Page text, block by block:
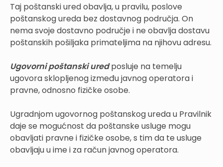
Taj poštanski ured obavlja, u pravilu, poslove
poštanskog ureda bez dostavnog područja. On
nema svoje dostavno područje i ne obavlja dostavu
poštanskih pošiljaka primateljima na njihovu adresu.
Ugovorni poštanski uredposluje na temelju
ugovora sklopljenog između javnog operatora i
pravne, odnosno fizičke osobe.
Ugradnjom ugovornog poštanskog ureda u Pravilnik
daje se mogućnost da poštanske usluge mogu
obavljati pravne i fizičke osobe, s tim da te usluge
obavljaju u ime i za račun javnog operatora.